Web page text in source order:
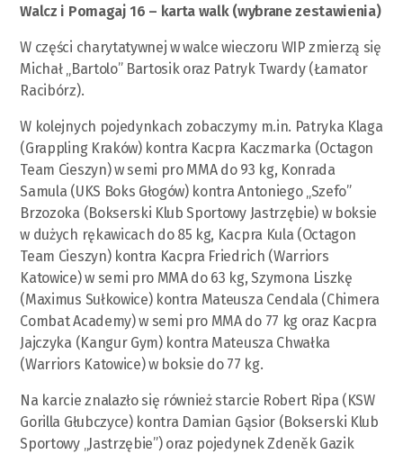
Walcz i Pomagaj 16 – karta walk (wybrane zestawienia)
W części charytatywnej w walce wieczoru WIP zmierzą się
Michał „Bartolo” Bartosik oraz Patryk Twardy (Łamator
Racibórz).
W kolejnych pojedynkach zobaczymy m.in. Patryka Klaga
(Grappling Kraków) kontra Kacpra Kaczmarka (Octagon
Team Cieszyn) w semi pro MMA do 93 kg, Konrada
Samula (UKS Boks Głogów) kontra Antoniego „Szefo”
Brzozoka (Bokserski Klub Sportowy Jastrzębie) w boksie
w dużych rękawicach do 85 kg, Kacpra Kula (Octagon
Team Cieszyn) kontra Kacpra Friedrich (Warriors
Katowice) w semi pro MMA do 63 kg, Szymona Liszkę
(Maximus Sułkowice) kontra Mateusza Cendala (Chimera
Combat Academy) w semi pro MMA do 77 kg oraz Kacpra
Jajczyka (Kangur Gym) kontra Mateusza Chwałka
(Warriors Katowice) w boksie do 77 kg.
Na karcie znalazło się również starcie Robert Ripa (KSW
Gorilla Głubczyce) kontra Damian Gąsior (Bokserski Klub
Sportowy „Jastrzębie”) oraz pojedynek Zdeněk Gazik